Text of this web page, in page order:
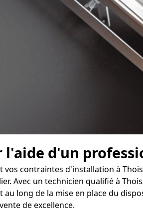
l'aide d'un
vos contraintes d'installation à
Avec un technicien qualifié à
au long de la mise en place du
de excellence.